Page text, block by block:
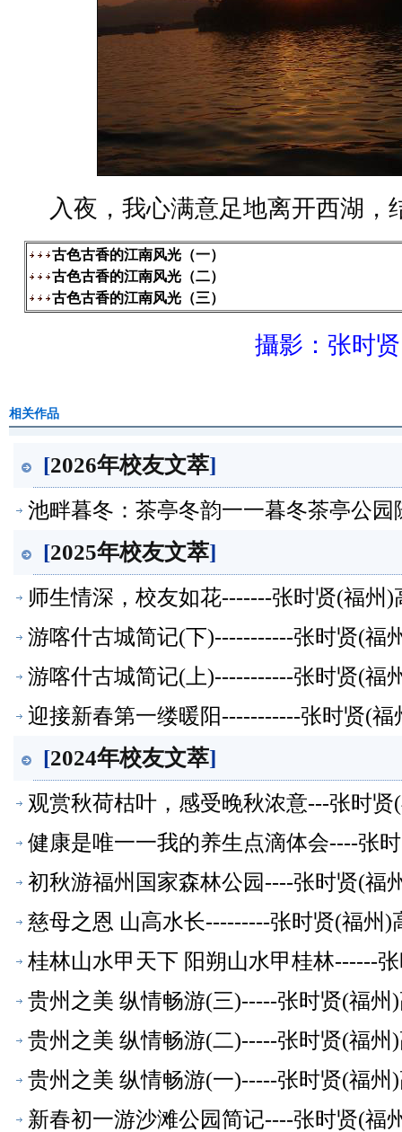
入夜，我心满意足地离开西湖，
古色古香的江南风光（一）
古色古香的江南风光（二）
古色古香的江南风光（三）
攝影：张时贤
相关作品
[2026年校友文萃]
池畔暮冬：茶亭冬韵一一暮冬茶亭公
[2025年校友文萃]
师生情深，校友如花-------张时贤(福州
游喀什古城简记(下)-----------张时贤(福
游喀什古城简记(上)-----------张时贤(福
迎接新春第一缕暖阳-----------张时贤(
[2024年校友文萃]
观赏秋荷枯叶，感受晚秋浓意---张时
健康是唯一一我的养生点滴体会----张
初秋游福州国家森林公园----张时贤(福
慈母之恩 山高水长---------张时贤(福州)
桂林山水甲天下 阳朔山水甲桂林------
贵州之美 纵情畅游(三)-----张时贤(福州
贵州之美 纵情畅游(二)-----张时贤(福州
贵州之美 纵情畅游(一)-----张时贤(福州
新春初一游沙滩公园简记----张时贤(福